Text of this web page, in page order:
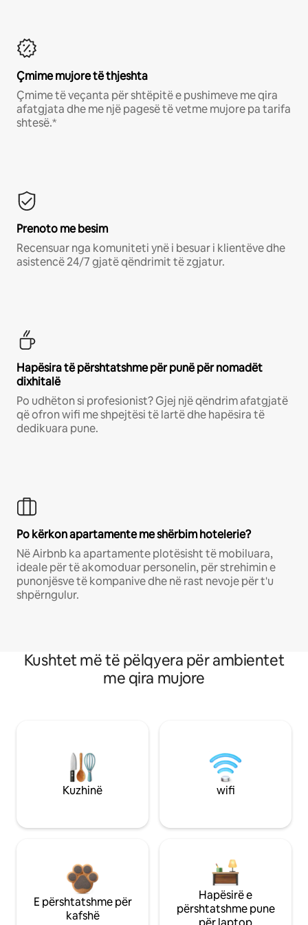
Çmime mujore të thjeshta
Çmime të veçanta për shtëpitë e pushimeve me qira
afatgjata dhe me një pagesë të vetme mujore pa tarifa
shtesë.*
Prenoto me besim
Recensuar nga komuniteti ynë i besuar i klientëve dhe
asistencë 24/7 gjatë qëndrimit të zgjatur.
Hapësira të përshtatshme për punë për nomadët
dixhitalë
Po udhëton si profesionist? Gjej një qëndrim afatgjatë
që ofron wifi me shpejtësi të lartë dhe hapësira të
dedikuara pune.
Po kërkon apartamente me shërbim hotelerie?
Në Airbnb ka apartamente plotësisht të mobiluara,
ideale për të akomoduar personelin, për strehimin e
punonjësve të kompanive dhe në rast nevoje për t'u
shpërngulur.
Kushtet më të pëlqyera për ambientet
me qira mujore
Kuzhinë wifi
E përshtatshme për
kafshë
Hapësirë e
përshtatshme pune